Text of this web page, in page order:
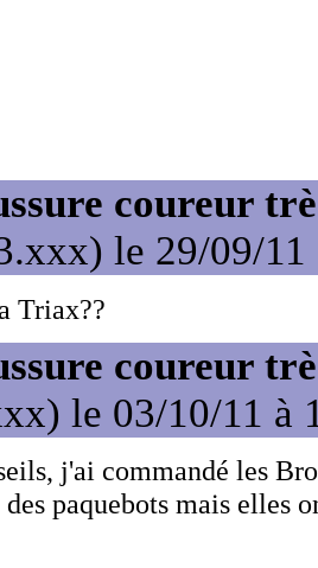
coureur
le 29/09/11
Triax??
coureur
le 03/10/11 à
j'ai commandé les
paquebots mais elles